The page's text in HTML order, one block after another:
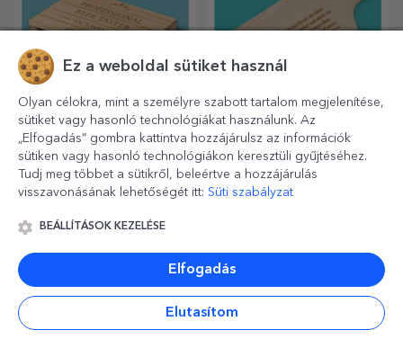
Fa pohártartók raklap
formájúak
A raktárakban és a
szállításban használt miniatűr
hiteles megjelenést biztosít.
Személyre szabott
ajándékok x Flick Mr
Rima
Azok számára, akik értékelik
a szójátékokat és a
Ez a weboldal sütiket használ
Olyan célokra, mint a személyre szabott tartalom megjelenítése,
sütiket vagy hasonló technológiákat használunk. Az
„Elfogadás” gombra kattintva hozzájárulsz az információk
sütiken vagy hasonló technológiákon keresztüli gyűjtéséhez.
Tudj meg többet a sütikről, beleértve a hozzájárulás
visszavonásának lehetőségét itt: Süti szabályzat
BEÁLLÍTÁSOK KEZELÉSE
Elfogadás
Elutasítom